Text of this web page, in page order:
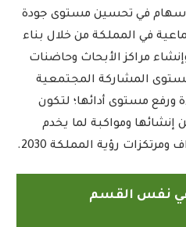
في تحسين مستوى جودة
في المملكة من خلال بناء
مراكز الأبحاث وحاضنات
المشاركة المجتمعية
ورفع مستوى أدائها؛ لتكون
ومواكبة لما يخدم
رؤية المملكة 2030.
في نفس القسم